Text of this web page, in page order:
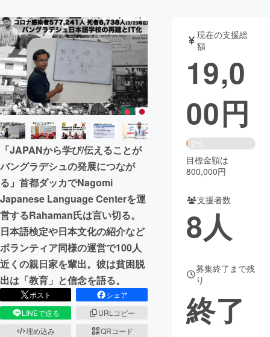
テクノロジー・ガジェット
映像・映画 書籍・雑誌
ビジネス・起業 チャレンジ
まちづくり・地域活性化
CAMPFIRE for Social Good
CAMPFIRE Creation
CAMPFIREふるさと納税machi-ya コミュニティ
「JAPANから学び/伝えることが
バングラデシュの発展につなが
る」首都ダッカでNagomi
Japanese Language Centerを運
営するRahaman氏は言い切る。
日本語検定や日本文化の紹介など
ボランティア同様の運営で100人
近くの親日家を輩出。彼は貧困脱
出は「教育」と信念を語る。
ポスト
シェア
LINEで送る
URLコピー
埋め込み
QRコード
現在の支援総
額
19,0
00円
2%
目標金額は
800,000円
支援者数
8人
募集終了まで残
り
終了